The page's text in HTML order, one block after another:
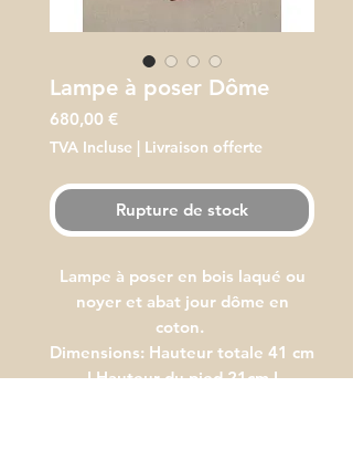
Lampe à poser Dôme
680,00 €Prix
TVA Incluse | Livraison offerte
Rupture de stock
Lampe à poser en bois laqué ou
noyer et abat jour dôme en
coton.
Dimensions: Hauteur totale 41 cm
I Hauteur du pied 21cm I